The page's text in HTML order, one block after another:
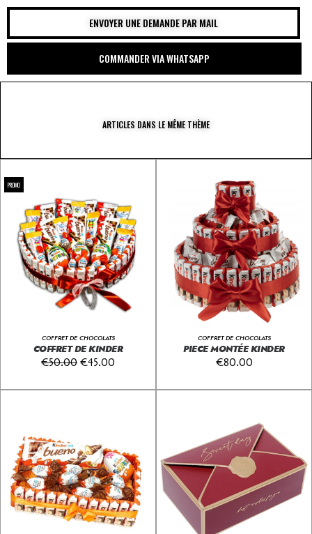
ENVOYER UNE DEMANDE PAR MAIL
COMMANDER VIA WHATSAPP
ARTICLES DANS LE MÊME THÈME
PROMO
COFFRET DE CHOCOLATS
COFFRET DE KINDER
€50.00 €45.00
COFFRET DE CHOCOLATS
PIECE MONTÉE KINDER
€80.00